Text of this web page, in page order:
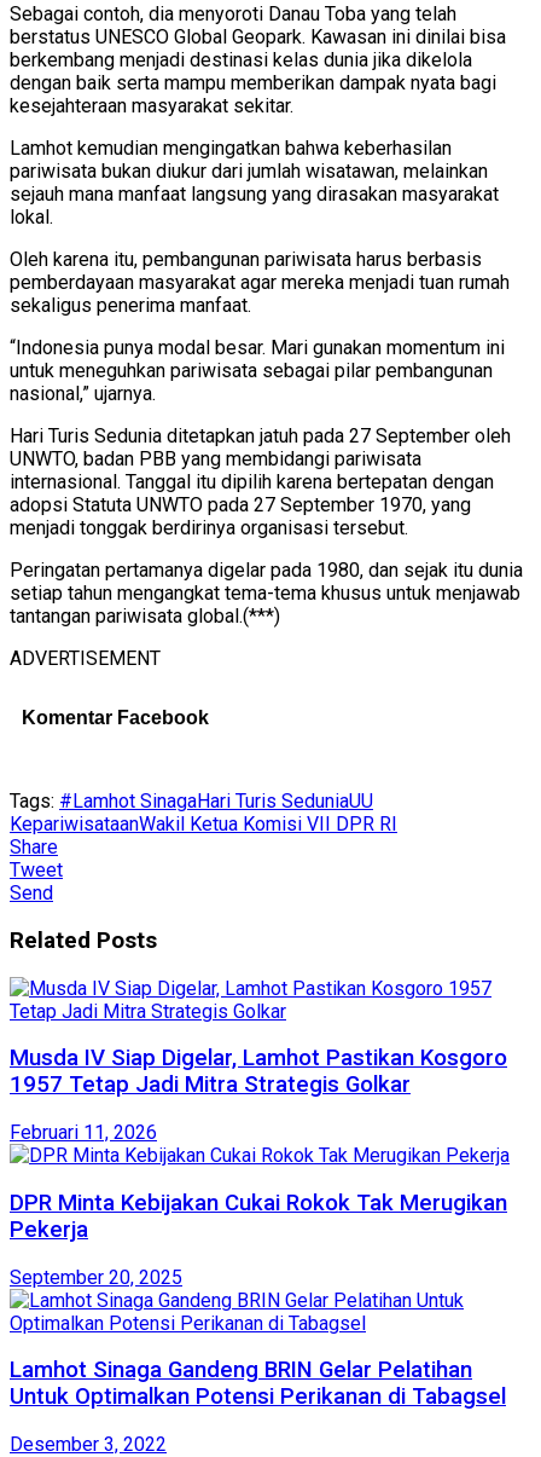
Sebagai contoh, dia menyoroti Danau Toba yang telah
berstatus UNESCO Global Geopark. Kawasan ini dinilai bisa
berkembang menjadi destinasi kelas dunia jika dikelola
dengan baik serta mampu memberikan dampak nyata bagi
kesejahteraan masyarakat sekitar.
Lamhot kemudian mengingatkan bahwa keberhasilan
pariwisata bukan diukur dari jumlah wisatawan, melainkan
sejauh mana manfaat langsung yang dirasakan masyarakat
lokal.
Oleh karena itu, pembangunan pariwisata harus berbasis
pemberdayaan masyarakat agar mereka menjadi tuan rumah
sekaligus penerima manfaat.
“Indonesia punya modal besar. Mari gunakan momentum ini
untuk meneguhkan pariwisata sebagai pilar pembangunan
nasional,” ujarnya.
Hari Turis Sedunia ditetapkan jatuh pada 27 September oleh
UNWTO, badan PBB yang membidangi pariwisata
internasional. Tanggal itu dipilih karena bertepatan dengan
adopsi Statuta UNWTO pada 27 September 1970, yang
menjadi tonggak berdirinya organisasi tersebut.
Peringatan pertamanya digelar pada 1980, dan sejak itu dunia
setiap tahun mengangkat tema-tema khusus untuk menjawab
tantangan pariwisata global.(***)
ADVERTISEMENT
Komentar Facebook
Tags: #Lamhot SinagaHari Turis SeduniaUU
KepariwisataanWakil Ketua Komisi VII DPR RI
Share
Tweet
Send
Related Posts
Musda IV Siap Digelar, Lamhot Pastikan Kosgoro
1957 Tetap Jadi Mitra Strategis Golkar
Februari 11, 2026
DPR Minta Kebijakan Cukai Rokok Tak Merugikan
Pekerja
September 20, 2025
Lamhot Sinaga Gandeng BRIN Gelar Pelatihan
Untuk Optimalkan Potensi Perikanan di Tabagsel
Desember 3, 2022